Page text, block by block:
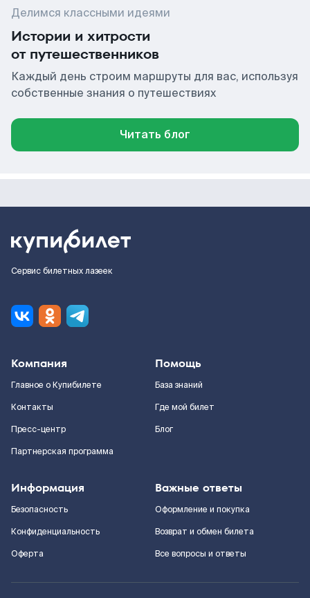
Делимся классными идеями
Истории и хитрости
от путешественников
Каждый день строим маршруты для вас, используя
собственные знания о путешествиях
Читать блог
Сервис билетных лазеек
Компания
Главное о Купибилете
Контакты
Пресс-центр
Партнерская программа
Помощь
База знаний
Где мой билет
Блог
Информация
Безопасность
Конфиденциальность
Оферта
Важные ответы
Оформление и покупка
Возврат и обмен билета
Все вопросы и ответы